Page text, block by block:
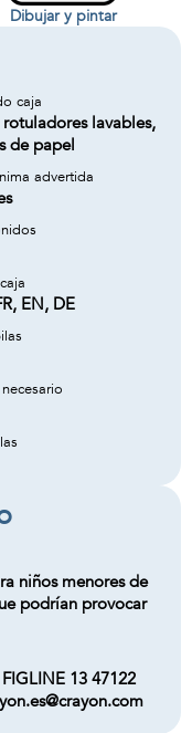
Dibujar y pintar
caja
lavables,
de papel
advertida
EN, DE
niños menores de
podrían provocar
13 47122